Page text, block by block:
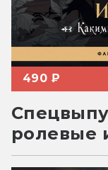
490 ₽
ролевые